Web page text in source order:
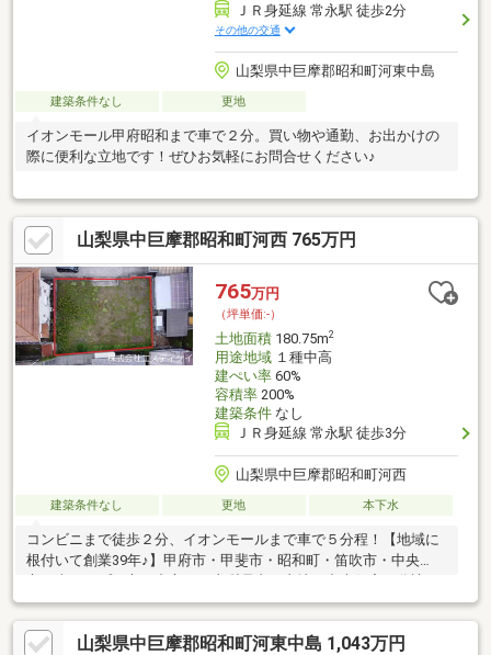
ＪＲ身延線 常永駅 徒歩2分
その他の交通
山梨県中巨摩郡昭和町河東中島
建築条件なし 更地
イオンモール甲府昭和まで車で２分。買い物や通勤、お出かけの
際に便利な立地です！ぜひお気軽にお問合せください♪
山梨県中巨摩郡昭和町河西 765万円
765万円
（坪単価:-）
土地面積180.75m2
用途地域１種中高
建ぺい率60%
容積率200%
建築条件なし
ＪＲ身延線 常永駅 徒歩3分
山梨県中巨摩郡昭和町河西
建築条件なし 更地 本下水
コンビニまで徒歩２分、イオンモールまで車で５分程！【地域に
根付いて創業39年♪】甲府市・甲斐市・昭和町・笛吹市・中央
地・建売住宅など、幅広い不動産情報をご紹介しております。
「家を買いたい」「土地を探したい」「住み替えたい」など、住
まいのことならお気軽にご相談ください。地域密着ならではの情
山梨県中巨摩郡昭和町河東中島 1,043万円